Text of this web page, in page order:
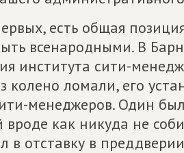
есть общая
всенародными. В
института сити-
колено ломали, его
менеджеров. Один
вроде как никуда не
в отставку в